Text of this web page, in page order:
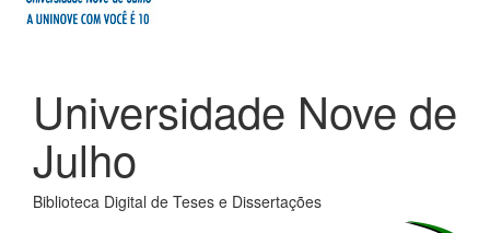
Universidade Nove de
Julho
Biblioteca Digital de Teses e Dissertações